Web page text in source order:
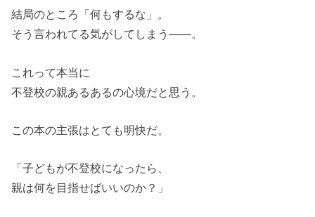
結局のところ「何もするな」。
そう言われてる気がしてしまう――。
これって本当に
不登校の親あるあるの心境だと思う。
この本の主張はとても明快だ。
「子どもが不登校になったら、
親は何を目指せばいいのか？」